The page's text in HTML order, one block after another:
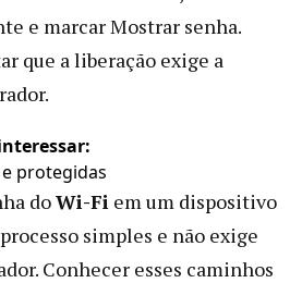
e marcar Mostrar senha.
que a liberação exige a
protegidas
doWi-Fi em um dispositivo
simples e não exige
Conhecer esses caminhos